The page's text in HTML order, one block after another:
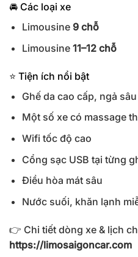
🚘 Các loại xe
Limousine 9 chỗ
Limousine 11–12 chỗ
⭐ Tiện ích nổi bật
Ghế da cao cấp, ngả sâu
Một số xe có massage
Wifi tốc độ cao
Cổng sạc USB tại từng
Điều hòa mát sâu
Nước suối, khăn lạnh
👉 Chi tiết dòng xe & lịch
https://limosaigoncar.com